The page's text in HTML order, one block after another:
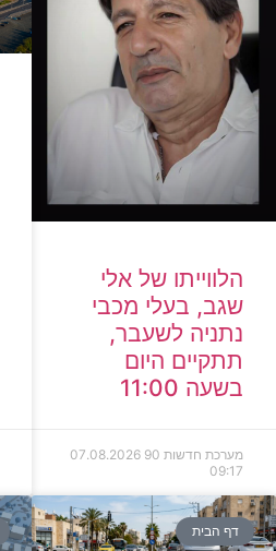
הלווייתו של אלי
שגב, בעלי מכבי
נתניה לשעבר,
תתקיים היום
בשעה 11:00
מערכת חדשות 90
07.08.2026
09:17
דף הבית